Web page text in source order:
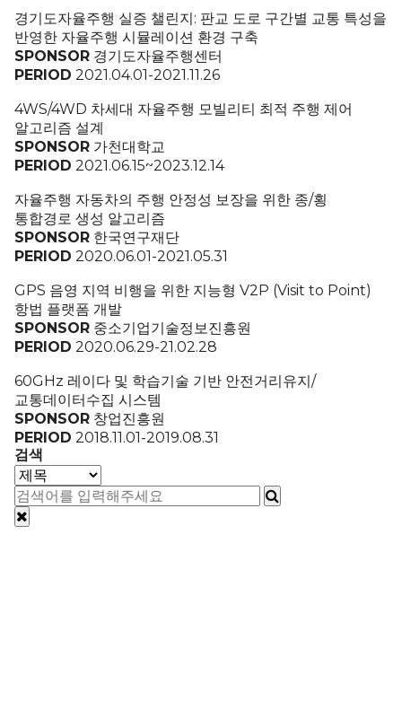
경기도자율주행 실증 챌린지: 판교 도로 구간별 교통 특성을
반영한 자율주행 시뮬레이션 환경 구축
SPONSOR경기도자율주행센터
PERIOD 2021.04.01-2021.11.26
4WS/4WD 차세대 자율주행 모빌리티 최적 주행 제어
알고리즘 설계
SPONSOR가천대학교
PERIOD 2021.06.15~2023.12.14
자율주행 자동차의 주행 안정성 보장을 위한 종/횡
통합경로 생성 알고리즘
SPONSOR한국연구재단
PERIOD 2020.06.01-2021.05.31
GPS 음영 지역 비행을 위한 지능형 V2P (Visit to Point)
항법 플랫폼 개발
SPONSOR중소기업기술정보진흥원
PERIOD 2020.06.29-21.02.28
60GHz 레이다 및 학습기술 기반 안전거리유지/
교통데이터수집 시스템
SPONSOR창업진흥원
PERIOD 2018.11.01-2019.08.31
검색